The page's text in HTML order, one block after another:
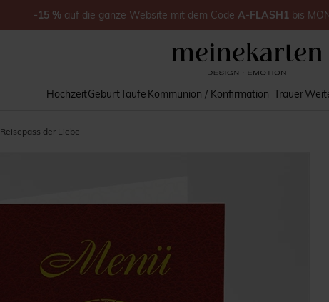
HochzeitGeburtTaufe Kommunion / Konfirmation Trauer
Reisepass der Liebe
-15 % auf die ganze Website mit dem Code A-FLASH1 bis